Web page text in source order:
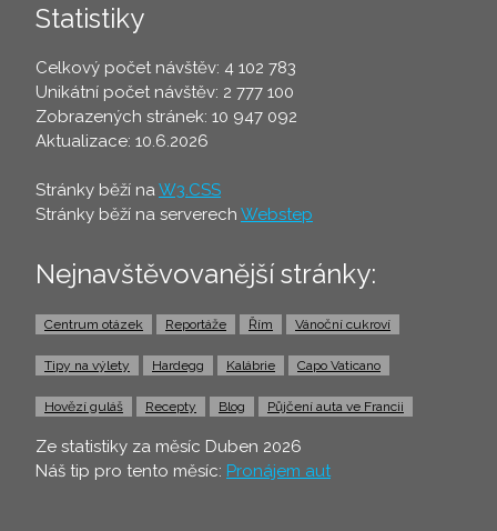
Statistiky
Celkový počet návštěv: 4 102 783
Unikátní počet návštěv: 2 777 100
Zobrazených stránek: 10 947 092
Aktualizace: 10.6.2026
Stránky běží naW3.CSS
Stránky běží na serverech Webstep
Nejnavštěvovanější stránky:
Centrum otázek Reportáže Řím Vánoční cukroví
Tipy na výlety Hardegg Kalábrie Capo Vaticano
Hovězí guláš Recepty Blog Půjčení auta ve Francii
Ze statistiky za měsíc Duben 2026
Náš tip pro tento měsíc: Pronájem aut